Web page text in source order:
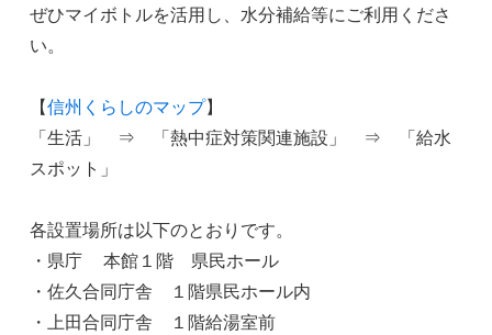
ぜひマイボトルを活用し、水分補給等にご利用くださ
い。
【信州くらしのマップ】
「生活」 ⇒ 「熱中症対策関連施設」 ⇒ 「給水
スポット」
各設置場所は以下のとおりです。
・県庁 本館１階 県民ホール
・佐久合同庁舎 １階県民ホール内
・上田合同庁舎 １階給湯室前